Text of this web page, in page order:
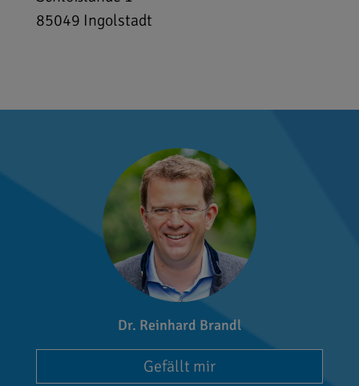
85049 Ingolstadt
Dr. Reinhard Brandl
Gefällt mir